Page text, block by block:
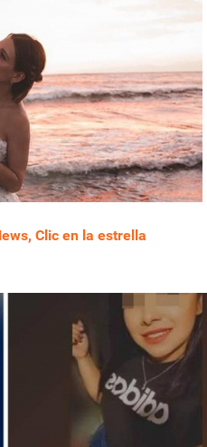
Clic en la estrella